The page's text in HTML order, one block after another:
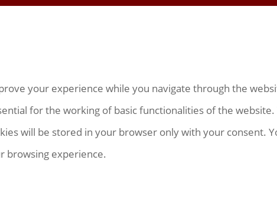
your experience while you navigate through the
for the working of basic functionalities of the
will be stored in your browser only with your consent.
browsing experience.